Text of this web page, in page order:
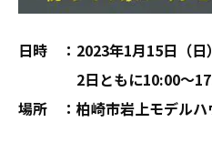
日時 ：2023年1月15日（日
2日ともに10:00～
場所 ：柏崎市岩上モデル